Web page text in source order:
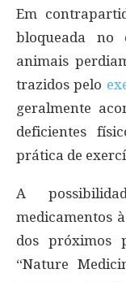
Em
bloqueada no
animais
trazidos pelo
geralmente
deficientes
prática de
A
medicamentos
dos próximos
“Nature